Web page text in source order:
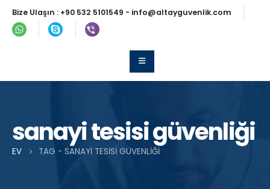
Bize Ulaşın : +90 532 5101549 - info@altayguvenlik.com
sanayi tesisi güvenliği
EV TAG - SANAYI TESISI GÜVENLIĞI